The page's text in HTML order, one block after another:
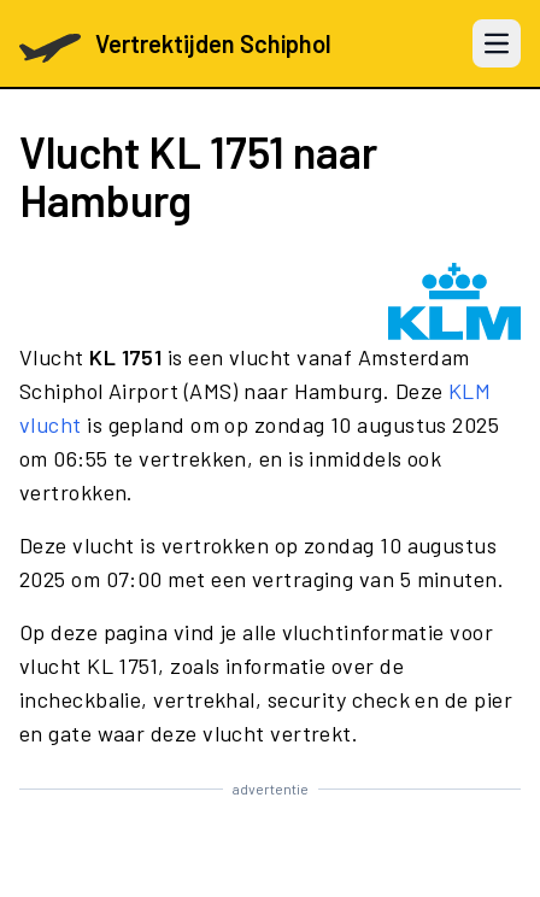
Vertrektijden Schiphol Open
Vlucht KL 1751 naar
Hamburg
Vlucht KL 1751 is een vlucht vanaf Amsterdam
Schiphol Airport (AMS) naar Hamburg. Deze KLM
vlucht is gepland om op zondag 10 augustus 2025
om 06:55 te vertrekken, en is inmiddels ook
vertrokken.
Deze vlucht is vertrokken op zondag 10 augustus
2025 om 07:00 met een vertraging van 5 minuten.
Op deze pagina vind je alle vluchtinformatie voor
vlucht KL 1751, zoals informatie over de
incheckbalie, vertrekhal, security check en de pier
en gate waar deze vlucht vertrekt.
advertentie